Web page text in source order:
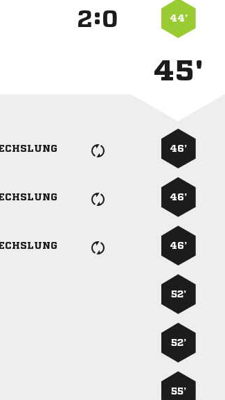
: 44’
45'
46’
46’
46’
52’
52’
55’